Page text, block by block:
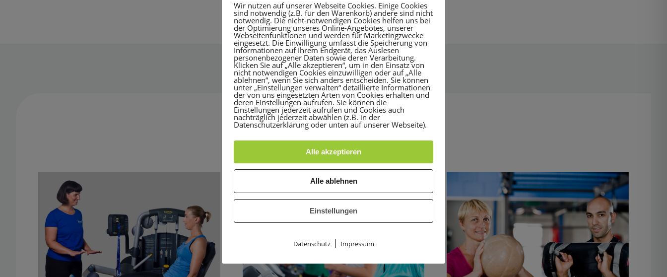
Individuelles Training
Wir nutzen auf unserer Webseite Cookies. Einige Cookies
sind notwendig (z.B. für den Warenkorb) andere sind nicht
notwendig. Die nicht-notwendigen Cookies helfen uns bei
der Optimierung unseres Online-Angebotes, unserer
Webseitenfunktionen und werden für Marketingzwecke
eingesetzt. Die Einwilligung umfasst die Speicherung von
Informationen auf Ihrem Endgerät, das Auslesen
personenbezogener Daten sowie deren Verarbeitung.
Klicken Sie auf „Alle akzeptieren“, um in den Einsatz von
nicht notwendigen Cookies einzuwilligen oder auf „Alle
ablehnen“, wenn Sie sich anders entscheiden. Sie können
unter „Einstellungen verwalten“ detaillierte Informationen
der von uns eingesetzten Arten von Cookies erhalten und
deren Einstellungen aufrufen. Sie können die
Einstellungen jederzeit aufrufen und Cookies auch
nachträglich jederzeit abwählen (z.B. in der
Datenschutzerklärung oder unten auf unserer Webseite).
Alle akzeptieren
Alle ablehnen
Einstellungen
Datenschutz| Impressum